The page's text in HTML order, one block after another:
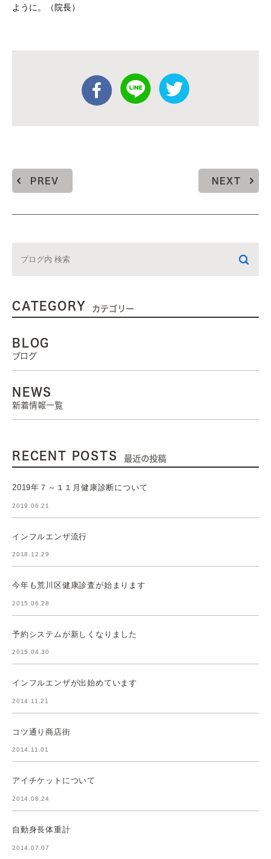
ように。（院長）
PREV NEXT
CATEGORY カテゴリー
BLOG
ブログ
NEWS
新着情報一覧
RECENT POSTS 最近の投稿
2019年７～１１月健康診断について
2019.06.21
インフルエンザ流行
2018.12.29
今年も荒川区健康診査が始まります
2015.06.28
予約システムが新しくなりました
2015.04.30
インフルエンザが出始めています
2014.11.21
コツ通り商店街
2014.11.01
アイチケットについて
2014.08.24
自動身長体重計
2014.07.07